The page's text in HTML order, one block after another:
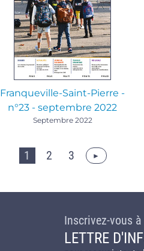
Franqueville-Saint-Pierre -
n°23 - septembre 2022
Septembre 2022
1 2 3
Inscrivez-vous
LETTRE